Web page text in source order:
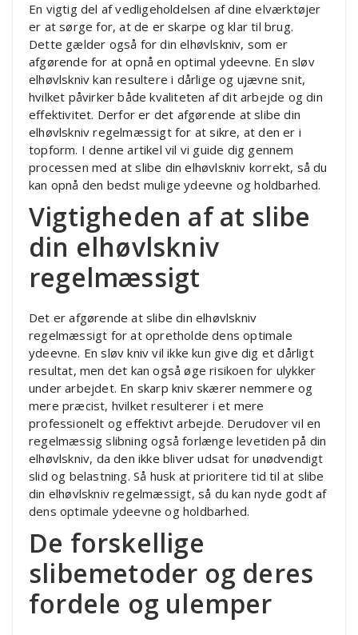
En vigtig del af vedligeholdelsen af dine elværktøjer
er at sørge for, at de er skarpe og klar til brug.
Dette gælder også for din elhøvlskniv, som er
afgørende for at opnå en optimal ydeevne. En sløv
elhøvlskniv kan resultere i dårlige og ujævne snit,
hvilket påvirker både kvaliteten af dit arbejde og din
effektivitet. Derfor er det afgørende at slibe din
elhøvlskniv regelmæssigt for at sikre, at den er i
topform. I denne artikel vil vi guide dig gennem
processen med at slibe din elhøvlskniv korrekt, så du
kan opnå den bedst mulige ydeevne og holdbarhed.
Vigtigheden af at slibe
din elhøvlskniv
regelmæssigt
Det er afgørende at slibe din elhøvlskniv
regelmæssigt for at opretholde dens optimale
ydeevne. En sløv kniv vil ikke kun give dig et dårligt
resultat, men det kan også øge risikoen for ulykker
under arbejdet. En skarp kniv skærer nemmere og
mere præcist, hvilket resulterer i et mere
professionelt og effektivt arbejde. Derudover vil en
regelmæssig slibning også forlænge levetiden på din
elhøvlskniv, da den ikke bliver udsat for unødvendigt
slid og belastning. Så husk at prioritere tid til at slibe
din elhøvlskniv regelmæssigt, så du kan nyde godt af
dens optimale ydeevne og holdbarhed.
De forskellige
slibemetoder og deres
fordele og ulemper